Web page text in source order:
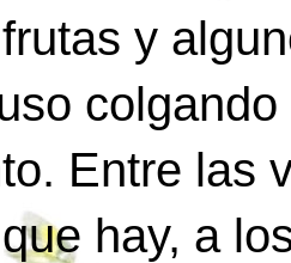
y
Entre las
hay, a